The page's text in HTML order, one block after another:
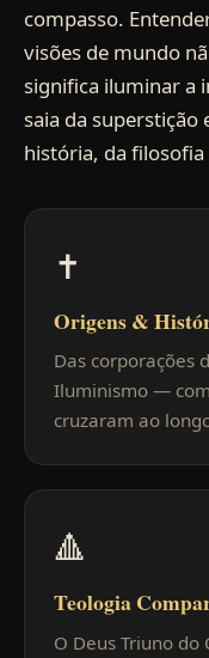
compasso.
visões de mundo
significa iluminar a
saia da
história, da filosofia
✝
Origens &
Das corporações
Iluminismo —
cruzaram ao
🔺
Teologia
O Deus Triuno do